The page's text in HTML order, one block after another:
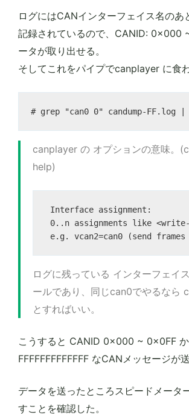
ログにはCANインターフェイス名のあ
記録されているので、CANID: 0x000
ータが取り出せる。
そしてこれをパイプでcanplayer に食わ
canplayer の オプションの意味。
help)
Interface assignment:
0..n assignments like
ログに残っている インターフェイ
ールであり、同じcan0でやるなら
とすればいい。
こうすると CANID 0x000 ~ 0x0FF
FFFFFFFFFFFFF なCANメッセージが送
データを送ったところスピードメータ
すことを確認した。